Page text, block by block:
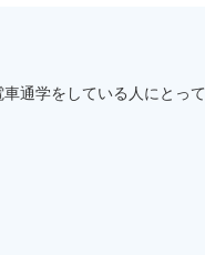
通学をしている人にとって